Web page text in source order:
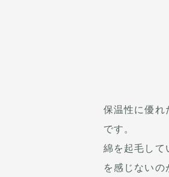
保温性に優れ
です。
綿を起毛して
を感じないの